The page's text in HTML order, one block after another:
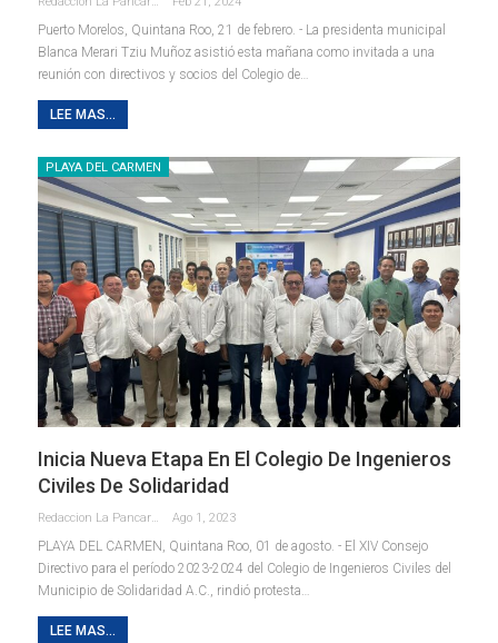
Puerto Morelos, Quintana Roo, 21 de febrero. - La presidenta municipal
Blanca Merari Tziu Muñoz asistió esta mañana como invitada a una
reunión con directivos y socios del Colegio de
LEE MAS...
PLAYA DEL CARMEN
Inicia Nueva Etapa En El Colegio De Ingenieros
Civiles De Solidaridad
Redaccion La Pancarta De Quintana Roo Ago 1, 2023
PLAYA DEL CARMEN, Quintana Roo, 01 de agosto. - El XIV Consejo
Directivo para el período 2023-2024 del Colegio de Ingenieros Civiles del
Municipio de Solidaridad A.C., rindió protesta
LEE MAS...